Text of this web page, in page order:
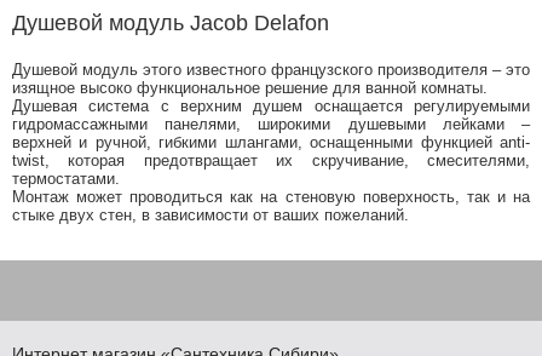
Душевой модуль Jacob Delafon
Душевой модуль этого известного французского производителя – это
изящное высоко функциональное решение для ванной комнаты.
Душевая система с верхним душем оснащается регулируемыми
гидромассажными панелями, широкими душевыми лейками –
верхней и ручной, гибкими шлангами, оснащенными функцией anti-
twist, которая предотвращает их скручивание, смесителями,
термостатами.
Монтаж может проводиться как на стеновую поверхность, так и на
стыке двух стен, в зависимости от ваших пожеланий.